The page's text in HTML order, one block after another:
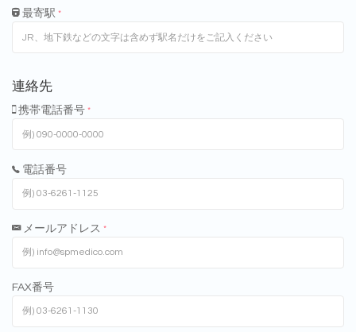
最寄駅 *
連絡先
携帯電話番号 *
電話番号
メールアドレス *
FAX番号